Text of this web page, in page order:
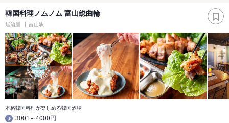
韓国料理ノムノム 富山総曲輪
居酒屋 富山駅
本格韓国料理が楽しめる韓国酒場
3001～4000円